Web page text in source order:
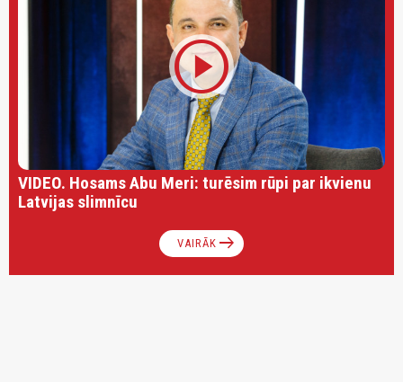
play_circle
VIDEO. Hosams Abu Meri: turēsim rūpi par ikvienu
Latvijas slimnīcu
VAIRĀK arrow_right_alt